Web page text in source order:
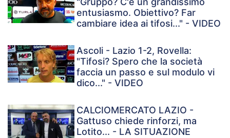
entusiasmo. Obiettivo? Far
cambiare idea ai tifosi..." - VIDEO
Ascoli - Lazio 1-2, Rovella:
"Tifosi? Spero che la società
faccia un passo e sul modulo vi
dico..." - VIDEO
CALCIOMERCATO LAZIO -
Gattuso chiede rinforzi, ma
Lotito... - LA SITUAZIONE